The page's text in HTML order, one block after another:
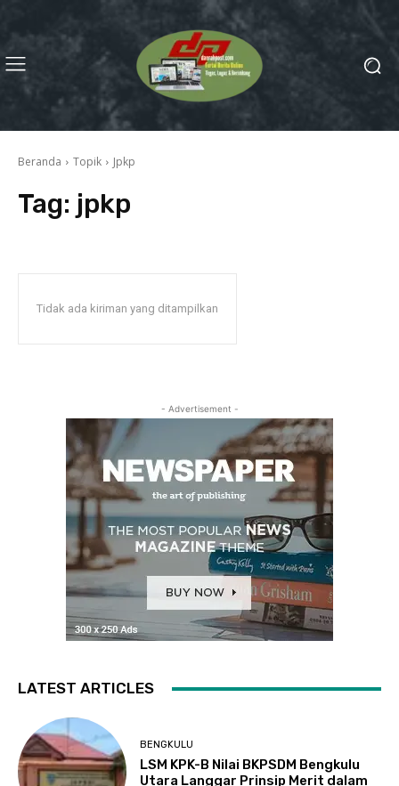
Beranda Topik Jpkp
Tag: jpkp
Tidak ada kiriman yang ditampilkan
- Advertisement -
LATEST ARTICLES
BENGKULU
LSM KPK-B Nilai BKPSDM Bengkulu
Utara Langgar Prinsip Merit dalam